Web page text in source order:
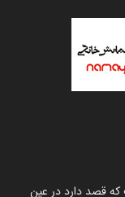
قصد دارد در عین